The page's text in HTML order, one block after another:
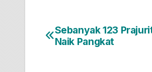
Navigasi
Sebanyak 123
Naik Pangkat